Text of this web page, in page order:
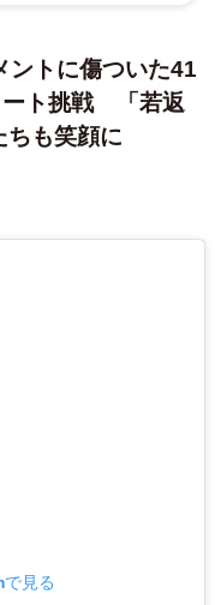
ントに傷ついた41
ート挑戦 「若返
ちも笑顔に
見る